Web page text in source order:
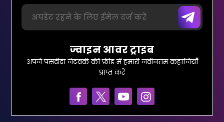
ज्वाइन आवर ट्राइब
अपने पसंदीदा नेटवर्क की फ़ीड में हमारी नवीनतम कहानियाँ
प्राप्त करें